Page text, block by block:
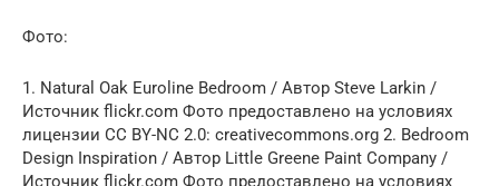
Фото:
1. Natural Oak Euroline Bedroom / Автор Steve Larkin /
Источник flickr.com Фото предоставлено на условиях
лицензии CC BY-NC 2.0: creativecommons.org 2. Bedroom
Design Inspiration / Автор Little Greene Paint Company /
Источник flickr.com Фото предоставлено на условиях